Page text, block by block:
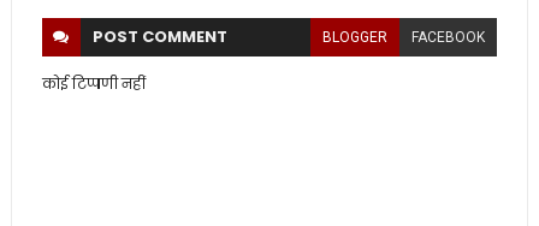
POST COMMENT BLOGGER FACEBOOK
कोई टिप्पणी नहीं